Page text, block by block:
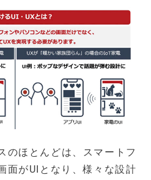
のほとんどは、スマートフ
面がUIとなり、様々な設計